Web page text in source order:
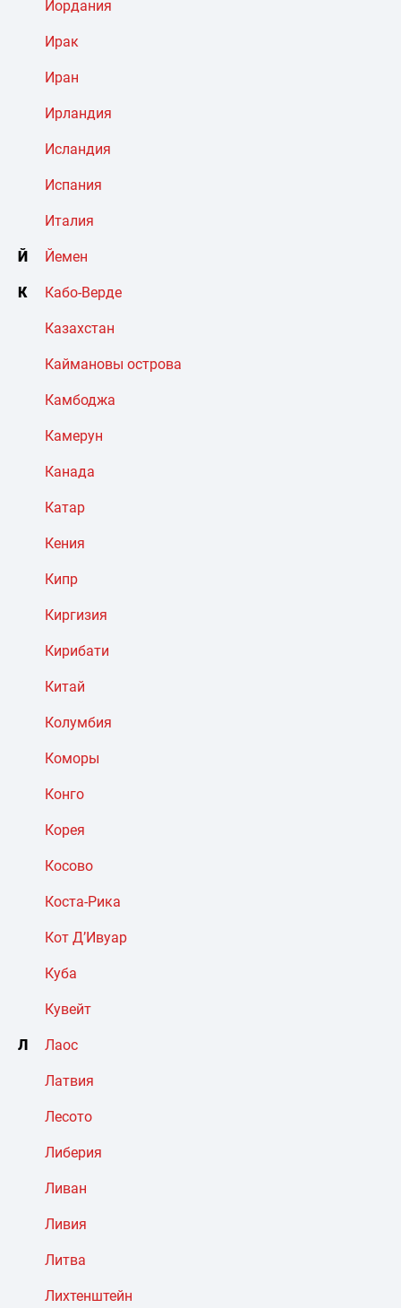
Иордания
Ирак
Иран
Ирландия
Исландия
Испания
Италия
Й Йемен
К Кабо-Верде
Казахстан
Каймановы острова
Камбоджа
Камерун
Канада
Катар
Кения
Кипр
Киргизия
Кирибати
Китай
Колумбия
Коморы
Конго
Корея
Косово
Коста-Рика
Кот Д’Ивуар
Куба
Кувейт
Л Лаос
Латвия
Лесото
Либерия
Ливан
Ливия
Литва
Лихтенштейн